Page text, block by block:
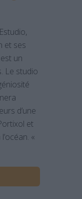
et ses
un
Le studio
d’une
et
«